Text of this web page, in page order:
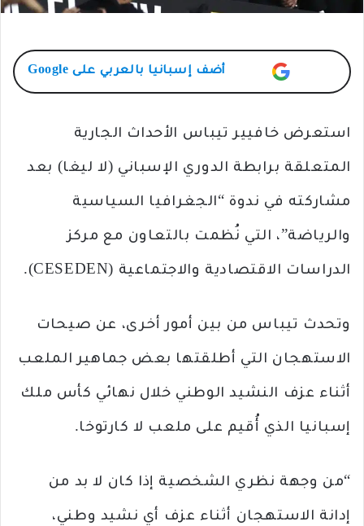
أضف إسبانيا بالعربي على Google
استعرض خافيير تيباس الأحداث الجارية
المتعلقة برابطة الدوري الإسباني (لا ليغا) بعد
مشاركته في ندوة “الجغرافيا السياسية
والرياضة”، التي نُظمت بالتعاون مع مركز
الدراسات الاقتصادية والاجتماعية (CESEDEN).
وتحدث تيباس من بين أمور أخرى، عن صيحات
الاستهجان التي أطلقتها بعض جماهير الملعب
أثناء عزف النشيد الوطني خلال نهائي كأس ملك
إسبانيا الذي أُقيم على ملعب لا كارتوخا.
“من وجهة نظري الشخصية إذا كان لا بد من
إدانة الاستهجان أثناء عزف أي نشيد وطني،